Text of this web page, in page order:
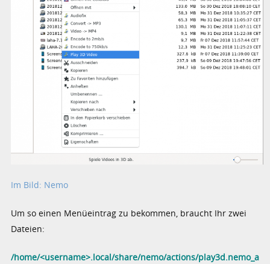
Im Bild: Nemo
Um so einen Menüeintrag zu bekommen, braucht Ihr zwei
Dateien:
/home/<username>.local/share/nemo/actions/play3d.nemo_a